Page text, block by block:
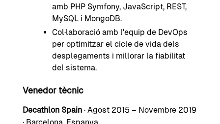
amb PHP Symfony, JavaScript, REST,
MySQL i MongoDB.
Col·laboració amb l'equip de DevOps
per optimitzar el cicle de vida dels
desplegaments i millorar la fiabilitat
del sistema.
Venedor tècnic
Decathlon Spain · Agost 2015 – Novembre 2019